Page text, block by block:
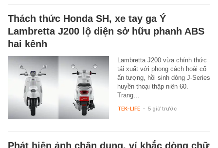
Thách thức Honda SH, xe tay ga Ý
Lambretta J200 lộ diện sở hữu phanh ABS
hai kênh
Lambretta J200 vừa chính thức
tái xuất với phong cách hoài cổ
ấn tượng, hồi sinh dòng J-Series
huyền thoại thập niên 60.
Trang…
TEK-LIFE - 5 giờ trước
Phát hiện ảnh chân dung, ví khắc dòng chữ